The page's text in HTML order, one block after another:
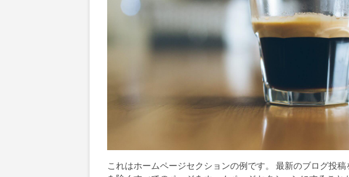
これはホームページセクションの例です。 最新のブログ投